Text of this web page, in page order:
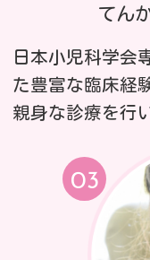
てん
日本小児科学会
た豊富な臨床経
親身な診療を行